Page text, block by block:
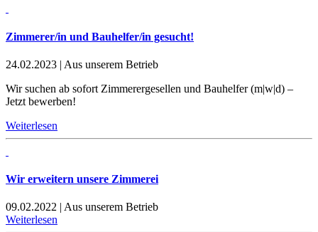
Zimmerer/in und Bauhelfer/in gesucht!
24.02.2023 | Aus unserem Betrieb
Wir suchen ab sofort Zimmerergesellen und Bauhelfer (m|w|d) –
Jetzt bewerben!
Weiterlesen
Wir erweitern unsere Zimmerei
09.02.2022 | Aus unserem Betrieb
Weiterlesen